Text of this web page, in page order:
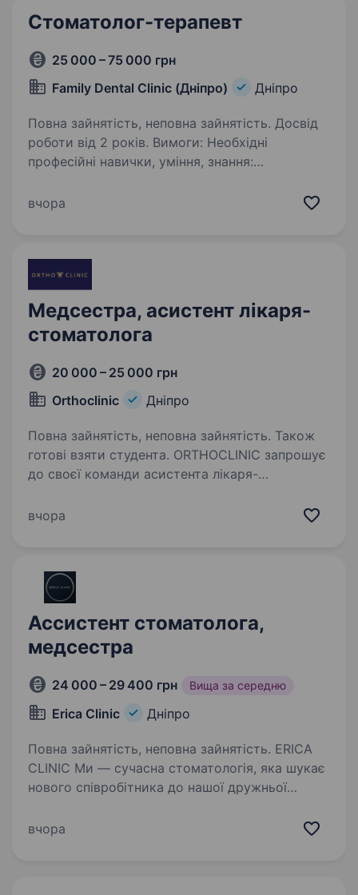
Стоматолог-терапевт
25 000 – 75 000 грн
Family Dental Clinic (Дніпро)
Дніпро
Повна зайнятість, неповна зайнятість. Досвід
роботи від 2 років. Вимоги: Необхідні
професійні навички, уміння, знання:
прийому; заповнення медичної документації;
вчора
Медсестра, асистент лікаря-
стоматолога
20 000 – 25 000 грн
Orthoclinic
Дніпро
Повна зайнятість, неповна зайнятість. Також
готові взяти студента. ORTHOCLINIC запрошує
до своєї команди асистента лікаря-
стоматологічна клініка, яка зосереджена
вчора
Ассистент стоматолога,
медсестра
24 000 – 29 400 грн Вища за середню
Erica Clinic Дніпро
Повна зайнятість, неповна зайнятість. ERICA
CLINIC Ми — сучасна стоматологія, яка шукає
нового співробітника до нашої дружньої
Що пропонуємо: Погодинна оплата праці —
вчора